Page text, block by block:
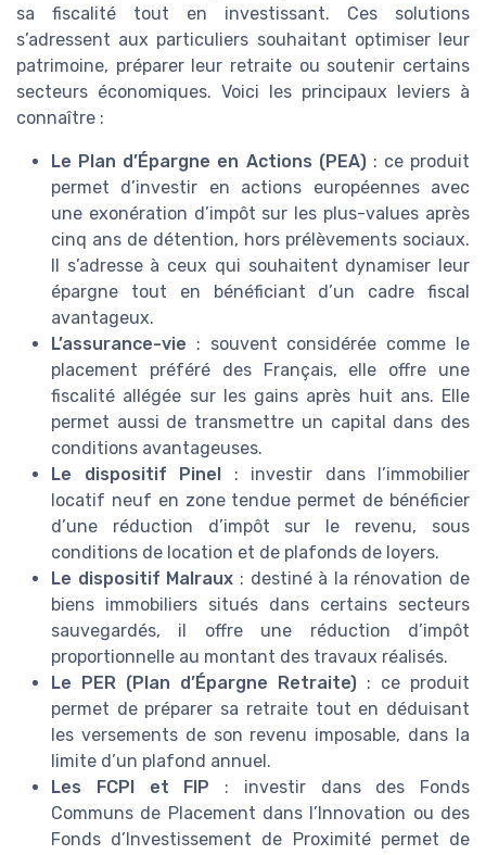
sa fiscalité tout en investissant. Ces solutions
s’adressent aux particuliers souhaitant optimiser leur
patrimoine, préparer leur retraite ou soutenir certains
secteurs économiques. Voici les principaux leviers à
connaître :
Le Plan d’Épargne en Actions (PEA): ce produit
permet d’investir en actions européennes avec
une exonération d’impôt sur les plus-values après
cinq ans de détention, hors prélèvements sociaux.
Il s’adresse à ceux qui souhaitent dynamiser leur
épargne tout en bénéficiant d’un cadre fiscal
avantageux.
L’assurance-vie : souvent considérée comme le
placement préféré des Français, elle offre une
fiscalité allégée sur les gains après huit ans. Elle
permet aussi de transmettre un capital dans des
conditions avantageuses.
Le dispositif Pinel
: investir dans l’immobilier
locatif neuf en zone tendue permet de bénéficier
d’une réduction d’impôt sur le revenu, sous
conditions de location et de plafonds de loyers.
Le dispositif Malraux : destiné à la rénovation de
biens immobiliers situés dans certains secteurs
sauvegardés, il offre une réduction d’impôt
proportionnelle au montant des travaux réalisés.
Le PER (Plan d’Épargne Retraite) : ce produit
permet de préparer sa retraite tout en déduisant
les versements de son revenu imposable, dans la
limite d’un plafond annuel.
Les FCPI et FIP : investir dans des Fonds
Communs de Placement dans l’Innovation ou des
Fonds d’Investissement de Proximité permet de